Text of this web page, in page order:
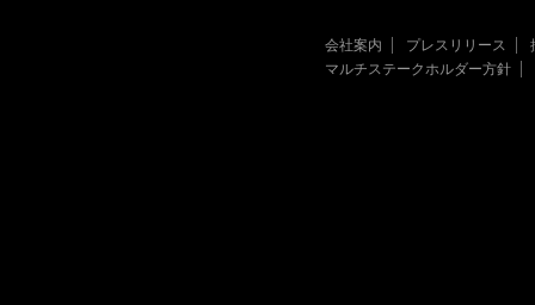
会社案内 プレスリリース
マルチステークホルダー方針